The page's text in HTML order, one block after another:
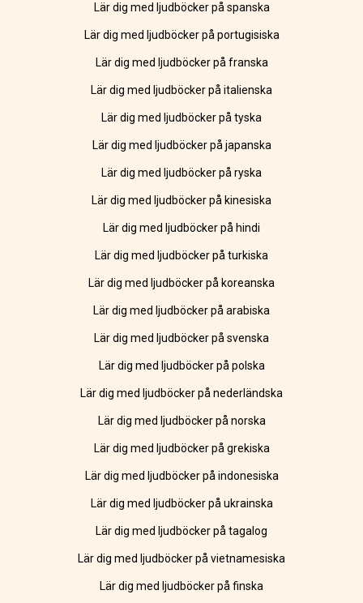
Lär dig med ljudböcker på spanska
Lär dig med ljudböcker på portugisiska
Lär dig med ljudböcker på franska
Lär dig med ljudböcker på italienska
Lär dig med ljudböcker på tyska
Lär dig med ljudböcker på japanska
Lär dig med ljudböcker på ryska
Lär dig med ljudböcker på kinesiska
Lär dig med ljudböcker på hindi
Lär dig med ljudböcker på turkiska
Lär dig med ljudböcker på koreanska
Lär dig med ljudböcker på arabiska
Lär dig med ljudböcker på svenska
Lär dig med ljudböcker på polska
Lär dig med ljudböcker på nederländska
Lär dig med ljudböcker på norska
Lär dig med ljudböcker på grekiska
Lär dig med ljudböcker på indonesiska
Lär dig med ljudböcker på ukrainska
Lär dig med ljudböcker på tagalog
Lär dig med ljudböcker på vietnamesiska
Lär dig med ljudböcker på finska